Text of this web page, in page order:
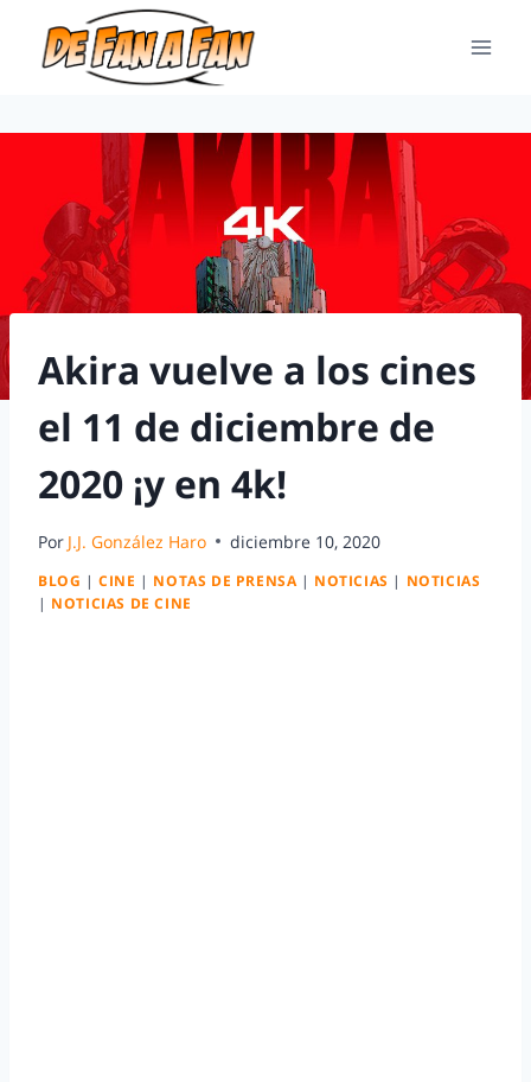
Akira vuelve a los cines
el 11 de diciembre de
2020 ¡y en 4k!
Por J.J. González Haro diciembre 10, 2020
BLOG |CINE | NOTAS DE PRENSA | NOTICIAS | NOTICIAS
| NOTICIAS DE CINE